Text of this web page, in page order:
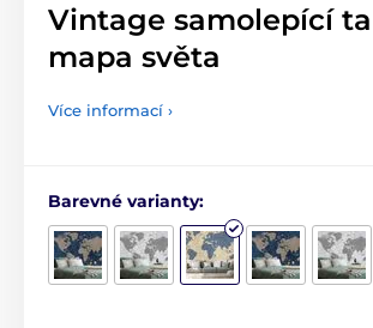
Vintage samolepící
mapa světa
Více informací ›
Barevné varianty: